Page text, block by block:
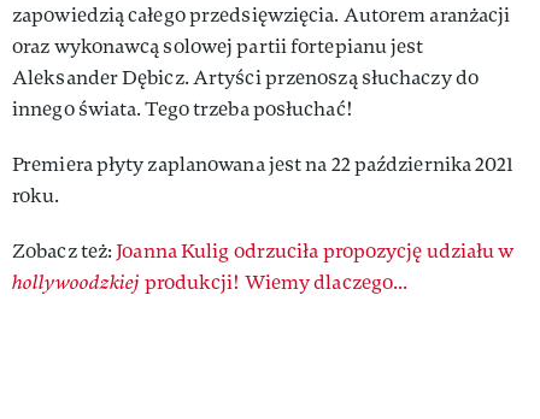
zapowiedzią całego przedsięwzięcia. Autorem aranżacji
oraz wykonawcą solowej partii fortepianu jest
Aleksander Dębicz. Artyści przenoszą słuchaczy do
innego świata. Tego trzeba posłuchać!
Premiera płyty zaplanowana jest na 22 października 2021
roku.
Zobacz też: Joanna Kulig odrzuciła propozycję udziału w
hollywoodzkiej produkcji! Wiemy dlaczego...